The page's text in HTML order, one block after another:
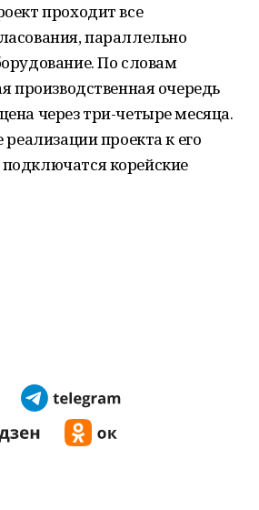
проходит все
параллельно
По словам
производственная очередь
через три-четыре месяца.
проекта к его
корейские